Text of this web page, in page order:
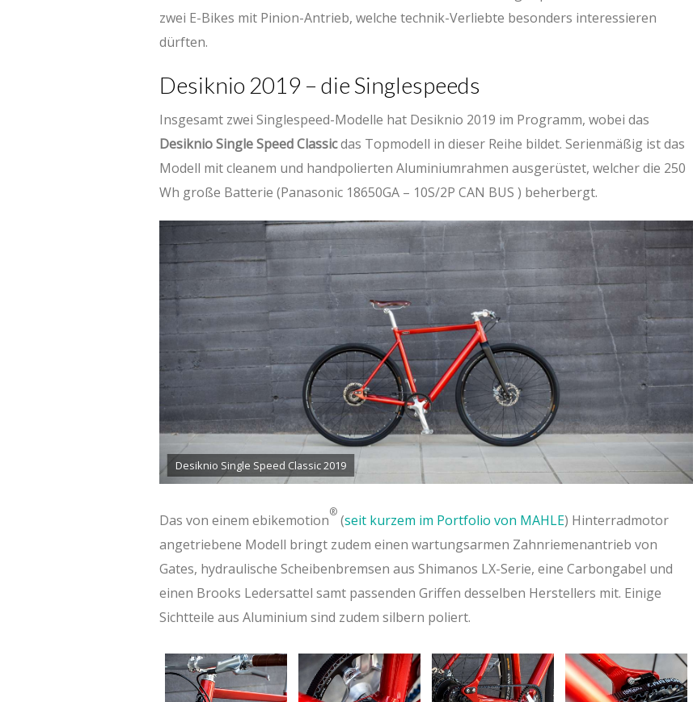
zwei E-Bikes mit Pinion-Antrieb, welche technik-Verliebte besonders interessieren
dürften.
Desiknio 2019 – die Singlespeeds
Insgesamt zwei Singlespeed-Modelle hat Desiknio 2019 im Programm, wobei das
Desiknio Single Speed Classicdas Topmodell in dieser Reihe bildet. Serienmäßig ist das
Modell mit cleanem und handpolierten Aluminiumrahmen ausgerüstet, welcher die 250
Wh große Batterie (Panasonic 18650GA – 10S/2P CAN BUS ) beherbergt.
Desiknio Single Speed Classic 2019
Das von einem ebikemotion® (seit kurzem im Portfolio von MAHLE) Hinterradmotor
angetriebene Modell bringt zudem einen wartungsarmen Zahnriemenantrieb von
Gates, hydraulische Scheibenbremsen aus Shimanos LX-Serie, eine Carbongabel und
einen Brooks Ledersattel samt passenden Griffen desselben Herstellers mit. Einige
Sichtteile aus Aluminium sind zudem silbern poliert.